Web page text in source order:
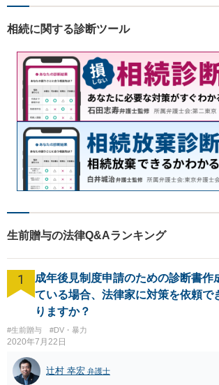
相続に関する診断ツール
生前贈与の法律Q&Aランキング
1
成年後見制度申請のための診断書作
ている場合、法律家に対策を依頼で
りますか？
#生前贈与 #DV・暴力
2020年7月22日
辻村 幸宏 弁護士